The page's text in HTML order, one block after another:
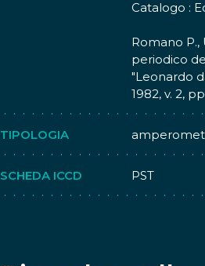
altri Enti)
Catalogo :
Romano P.,
periodico
"Leonardo
1982, v. 2,
TIPOLOGIA
SCHEDA ICCD PST